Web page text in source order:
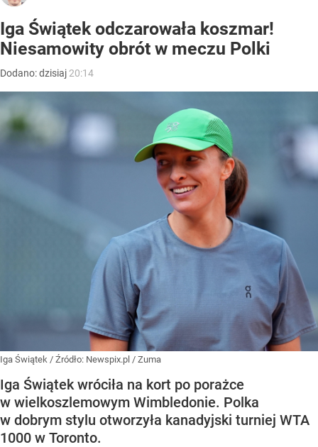
Iga Świątek odczarowała koszmar!
Niesamowity obrót w meczu Polki
Dodano:dzisiaj 20:14
Iga Świątek / Źródło: Newspix.pl / Zuma
Iga Świątek wróciła na kort po porażce
w wielkoszlemowym Wimbledonie. Polka
w dobrym stylu otworzyła kanadyjski turniej WTA
1000 w Toronto.